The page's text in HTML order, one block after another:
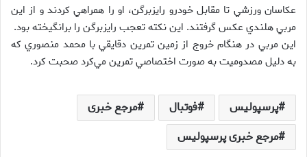
عكاسان ورزشي تا مقابل خودرو رايزبرگن، او را همراهي كردند و از اين
مربي هلندي عكس گرفتند. اين نكته تعجب رايزبرگن را برانگيخته بود.
اين مربي در هنگام خروج از زمين تمرين دقايقي با محمد منصوري كه
به دليل مصدوميت به صورت اختصاصي تمرين مي‌كرد صحبت كرد.
پرسپولیس فوتبال
مرجع خبری
مرجع خبری پرسپولیس